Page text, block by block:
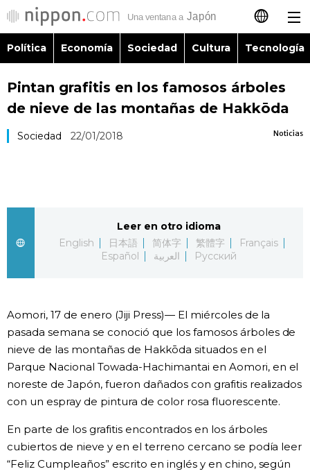
日本語
English
العربية
Русский
Política
Sociedad
Cultura
Vida
Guía de Japón
Vídeos e imágenes
En profundidad
Política Economía Sociedad Cultura Tecnología
Pintan grafitis en los famosos árboles
de nieve de las montañas de Hakkōda
Noticias
Sociedad 22/01/2018
Leer en otro idioma
English
日本語 简体字 繁體字
Français
Español
العربية Русский
Aomori, 17 de enero (Jiji Press)— El miércoles de la
pasada semana se conoció que los famosos árboles de
nieve de las montañas de Hakkōda situados en el
Parque Nacional Towada-Hachimantai en Aomori, en el
noreste de Japón, fueron dañados con grafitis realizados
con un espray de pintura de color rosa fluorescente.
En parte de los grafitis encontrados en los árboles
cubiertos de nieve y en el terreno cercano se podía leer
“Feliz Cumpleaños” escrito en inglés y en chino, según